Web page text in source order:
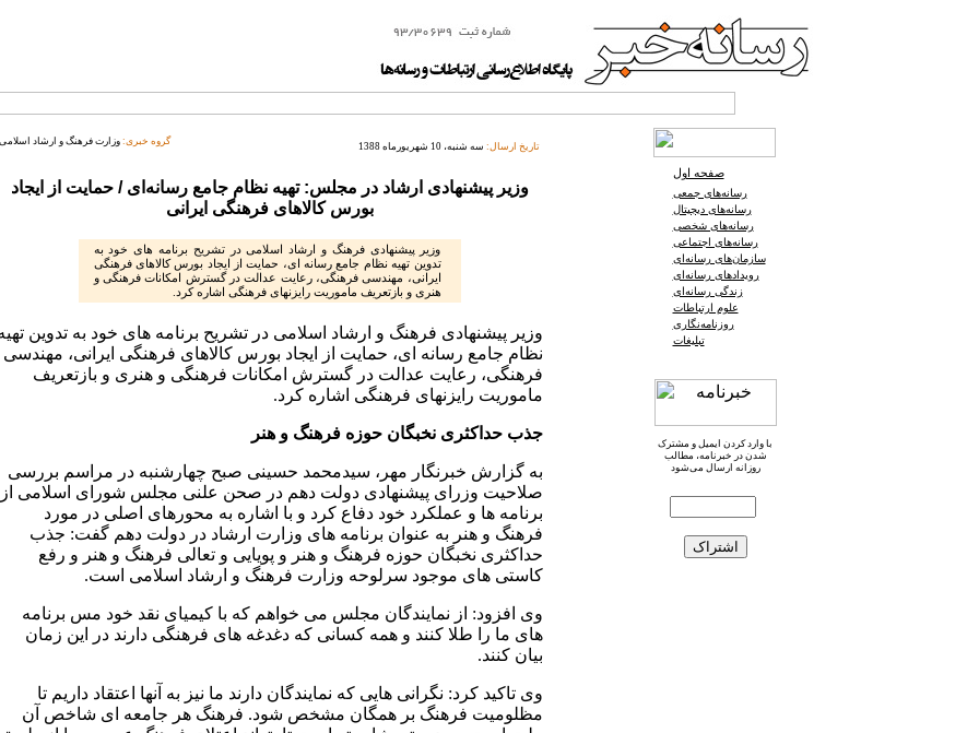
گروه خبری: وزارت فرهنگ و ارشاد اسلامی تاریخ ارسال: سه شنبه، 10 شهریورماه 1388
وزیر پیشنهادی ارشاد در مجلس: تهیه نظام جامع رسانه‌ای / حمایت از ایجاد
بورس کالاهای فرهنگی ایرانی
وزیر پیشنهادی فرهنگ و ارشاد اسلامی در تشریح برنامه های خود به
تدوین تهیه نظام جامع رسانه ای، حمایت از ایجاد بورس کالاهای فرهنگی
ایرانی، مهندسی فرهنگی، رعایت عدالت در گسترش امکانات فرهنگی و
هنری و بازتعریف ماموریت رایزنهای فرهنگی اشاره کرد.
وزیر پیشنهادی فرهنگ و ارشاد اسلامی در تشریح برنامه های خود به تدوین
نظام جامع رسانه ای، حمایت از ایجاد بورس کالاهای فرهنگی ایرانی، مهندسی
فرهنگی، رعایت عدالت در گسترش امکانات فرهنگی و هنری و بازتعریف
ماموریت رایزنهای فرهنگی اشاره کرد.
جذب حداکثری نخبگان حوزه فرهنگ و هنر
به گزارش خبرنگار مهر، سیدمحمد حسینی صبح چهارشنبه در مراسم بررسی
صلاحیت وزرای پیشنهادی دولت دهم در صحن علنی مجلس شورای اسلامی از
برنامه ها و عملکرد خود دفاع کرد و با اشاره به محورهای اصلی در مورد
فرهنگ و هنر به عنوان برنامه های وزارت ارشاد در دولت دهم گفت: جذب
حداکثری نخبگان حوزه فرهنگ و هنر و پویایی و تعالی فرهنگ و هنر و رفع
کاستی های موجود سرلوحه وزارت فرهنگ و ارشاد اسلامی است.
وی افزود: از نمایندگان مجلس می خواهم که با کیمیای نقد خود مس برنامه
های ما را طلا کنند و همه کسانی که دغدغه های فرهنگی دارند در این زمان
بیان کنند.
وی تاکید کرد: نگرانی هایی که نمایندگان دارند ما نیز به آنها اعتقاد داریم تا
مظلومیت فرهنگ بر همگان مشخص شود. فرهنگ هر جامعه ای شاخص آن
صفحه اول
رسانه‌های جمعی
رسانه‌های دیجیتال
رسانه‌های شخصی
رسانه‌های اجتماعی
سازمان‌های رسانه‌ای
رویدادهای رسانه‌ای
زندگی رسانه‌ای
علوم ارتباطات
روزنامه‌نگاری
تبلیغات
با وارد کردن ایمیل و مشترک
شدن در خبرنامه، مطالب
روزانه ارسال می‌شود